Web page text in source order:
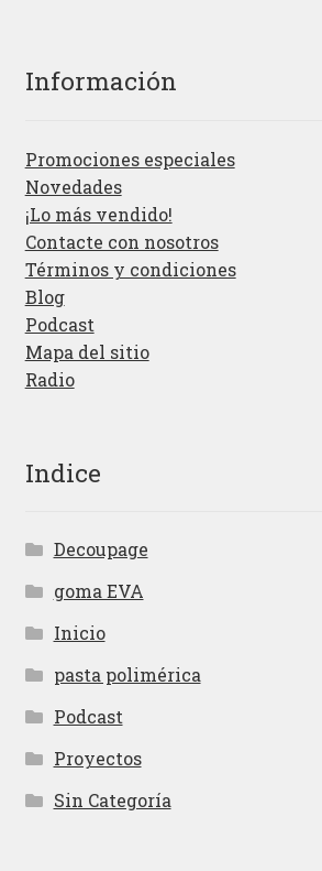
Información
Promociones especiales
Novedades
¡Lo más vendido!
Contacte con nosotros
Términos y condiciones
Blog
Podcast
Mapa del sitio
Radio
Indice
Decoupage
goma EVA
Inicio
pasta polimérica
Podcast
Proyectos
Sin Categoría